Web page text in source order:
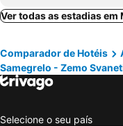
Ver todas as estadias em
Comparador de Hotéis
Samegrelo - Zemo
Selecione o seu país